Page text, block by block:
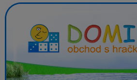
Domino - obchod s hračkami